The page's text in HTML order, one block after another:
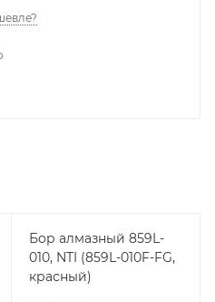
Бор алмазный 859L-
010, NTI (859L-010F-FG,
красный)